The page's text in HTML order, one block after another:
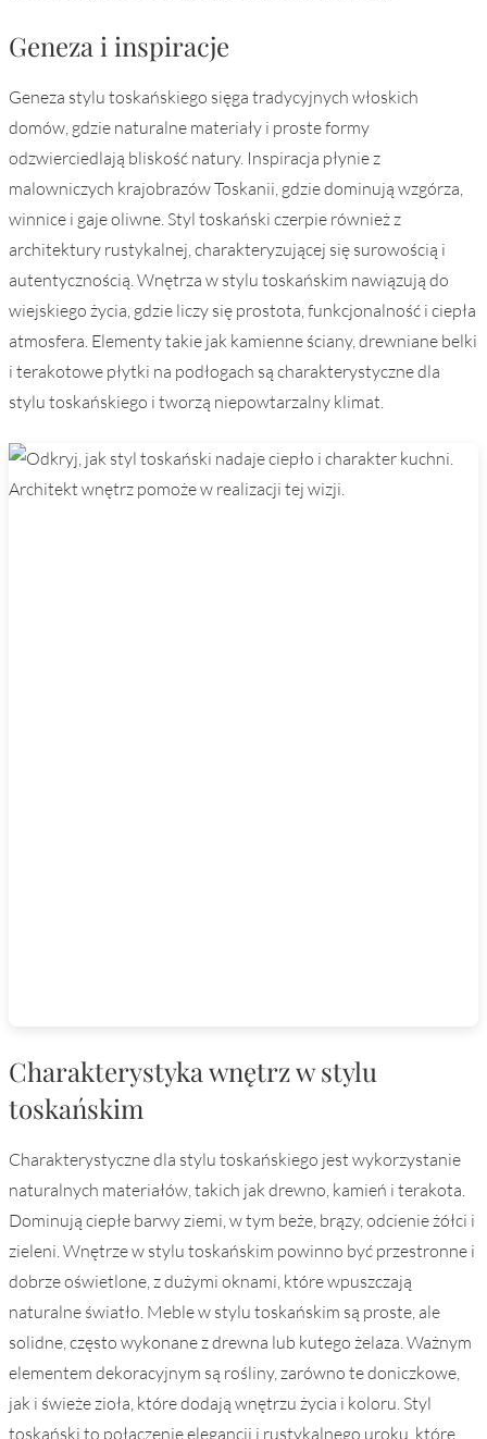
Geneza i inspiracje
Geneza stylu toskańskiego sięga tradycyjnych włoskich
domów, gdzie naturalne materiały i proste formy
odzwierciedlają bliskość natury. Inspiracja płynie z
malowniczych krajobrazów Toskanii, gdzie dominują wzgórza,
winnice i gaje oliwne. Styl toskański czerpie również z
architektury rustykalnej, charakteryzującej się surowością i
autentycznością. Wnętrza w stylu toskańskim nawiązują do
wiejskiego życia, gdzie liczy się prostota, funkcjonalność i ciepła
atmosfera. Elementy takie jak kamienne ściany, drewniane belki
i terakotowe płytki na podłogach są charakterystyczne dla
stylu toskańskiego i tworzą niepowtarzalny klimat.
Charakterystyka wnętrz w stylu
toskańskim
Charakterystyczne dla stylu toskańskiego jest wykorzystanie
naturalnych materiałów, takich jak drewno, kamień i terakota.
Dominują ciepłe barwy ziemi, w tym beże, brązy, odcienie żółci i
zieleni. Wnętrze w stylu toskańskim powinno być przestronne i
dobrze oświetlone, z dużymi oknami, które wpuszczają
naturalne światło. Meble w stylu toskańskim są proste, ale
solidne, często wykonane z drewna lub kutego żelaza. Ważnym
elementem dekoracyjnym są rośliny, zarówno te doniczkowe,
jak i świeże zioła, które dodają wnętrzu życia i koloru. Styl
toskański to połączenie elegancji i rustykalnego uroku, które